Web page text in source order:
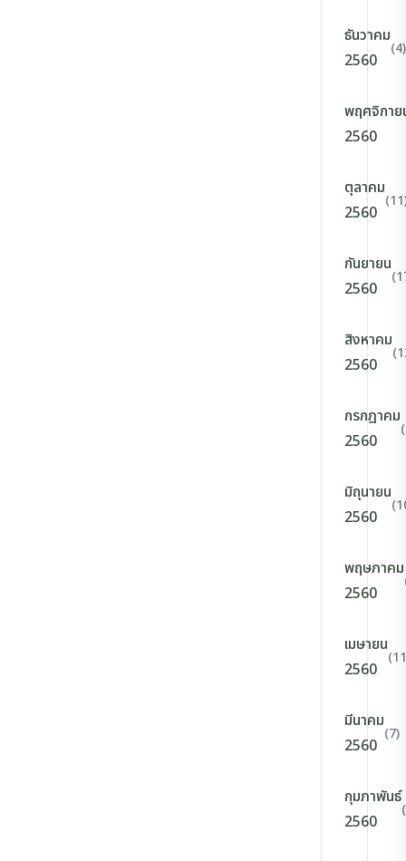
ธันวาคม
2560
(4)
พฤศจิกาย
2560
ตุลาคม
2560
กันยายน
2560
สิงหาคม
2560
กรกฎาคม
2560
มิถุนายน
2560
พฤษภาคม
2560
เมษายน
2560
มีนาคม
2560
(7)
กุมภาพันธ์
2560